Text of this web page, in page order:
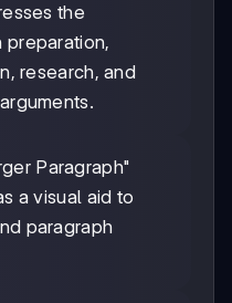
the
preparation,
research, and
Paragraph"
a visual aid to
paragraph